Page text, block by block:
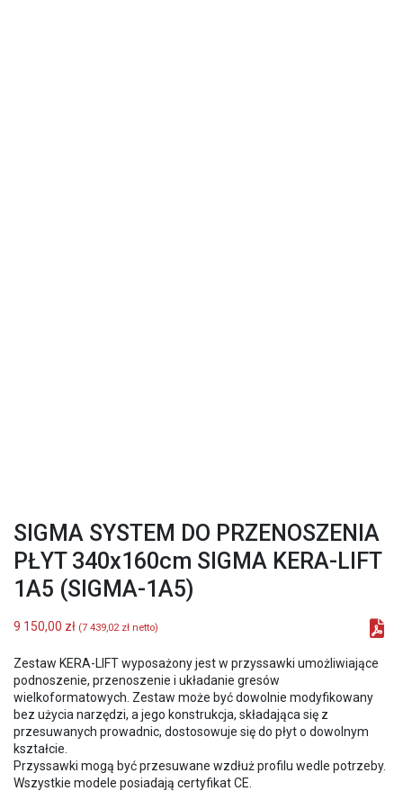
SIGMA SYSTEM DO PRZENOSZENIA
PŁYT 340x160cm SIGMA KERA-LIFT
1A5 (SIGMA-1A5)
9 150,00 zł (7 439,02 zł netto)
Zestaw KERA-LIFT wyposażony jest w przyssawki umożliwiające
podnoszenie, przenoszenie i układanie gresów
wielkoformatowych. Zestaw może być dowolnie modyfikowany
bez użycia narzędzi, a jego konstrukcja, składająca się z
przesuwanych prowadnic, dostosowuje się do płyt o dowolnym
kształcie.
Przyssawki mogą być przesuwane wzdłuż profilu wedle potrzeby.
Wszystkie modele posiadają certyfikat CE.